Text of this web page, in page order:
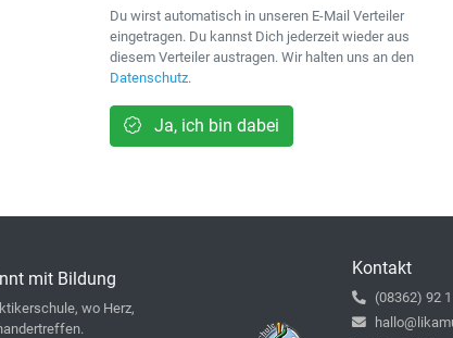
Du wirst automatisch in unseren E-Mail Verteiler
eingetragen. Du kannst Dich jederzeit wieder aus
diesem Verteiler austragen. Wir halten uns an den
Datenschutz.
Ja, ich bin dabei
mit Bildung
wo Herz,
Kontakt
(08362) 92